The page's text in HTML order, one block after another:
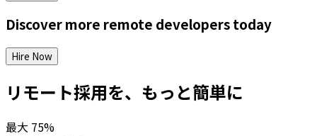
Discover more remote developerstoday
Hire Now
リモート採用を、もっと簡単に
最大 75%